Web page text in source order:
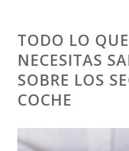
TODO LO QUE
NECESITAS
SOBRE LOS
COCHE